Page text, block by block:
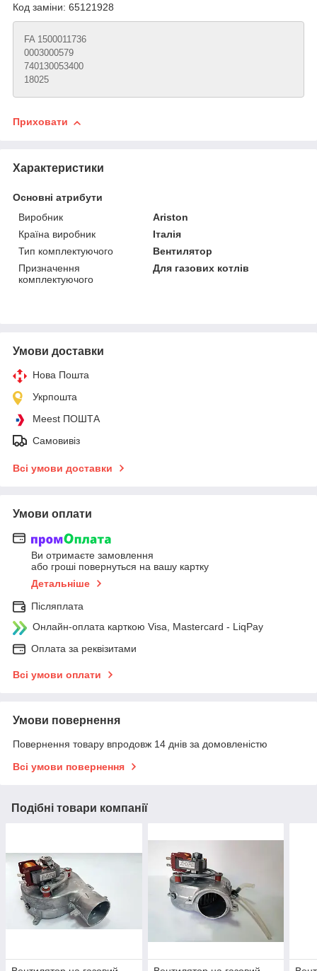
Код заміни: 65121928
FA 1500011736
0003000579
740130053400
18025
Приховати
Характеристики
Основні атрибути
Виробник
Ariston
Країна виробник
Італія
Тип комплектуючого
Вентилятор
Призначення
комплектуючого
Для газових котлів
Умови доставки
Нова Пошта
Укрпошта
Meest ПОШТА
Самовивіз
Всі умови доставки
Умови оплати
Ви отримаєте замовлення
або гроші повернуться на вашу картку
Детальніше
Післяплата
Онлайн-оплата карткою Visa, Mastercard - LiqPay
Оплата за реквізитами
Всі умови оплати
Умови повернення
Повернення товару впродовж 14 днів за домовленістю
Всі умови повернення
Подібні товари компанії